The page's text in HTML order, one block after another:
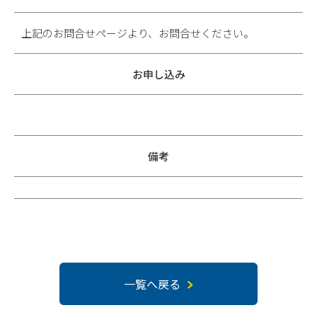
上記のお問合せページより、お問合せください。
お申し込み
備考
一覧へ戻る